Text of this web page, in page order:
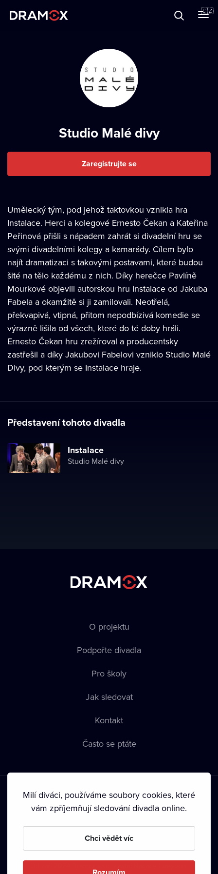
🇨🇿
Studio Malé divy
Zaregistrujte se
Umělecký tým, pod jehož taktovkou vznikla hra
Instalace. Herci a kolegové Ernesto Čekan a Kateřina
Peřinová přišli s nápadem zahrát si divadelní hru se
svými divadelními kolegy a kamarády. Cílem bylo
najít dramatizaci s takovými postavami, které budou
šité na tělo každému z nich. Díky herečce Pavlíně
Mourkové objevili autorskou hru Instalace od Jakuba
Fabela a okamžitě si ji zamilovali. Neotřelá,
překvapivá, vtipná, přitom nepodbízivá komedie se
výrazně lišila od všech, které do té doby hráli.
Ernesto Čekan hru zrežíroval a producentsky
zastřešil a díky Jakubovi Fabelovi vzniklo Studio Malé
Divy, pod kterým se Instalace hraje.
Představení tohoto divadla
Instalace
Studio Malé divy
O projektu
Podpořte divadla
Pro školy
Jak sledovat
Kontakt
Často se ptáte
Podmínky používání • Ochrana soukromí • Zásady používání
• Autorská práva•
Milí diváci, používáme soubory cookies, které
vám zpříjemňují sledování divadla online.
Chci vědět víc